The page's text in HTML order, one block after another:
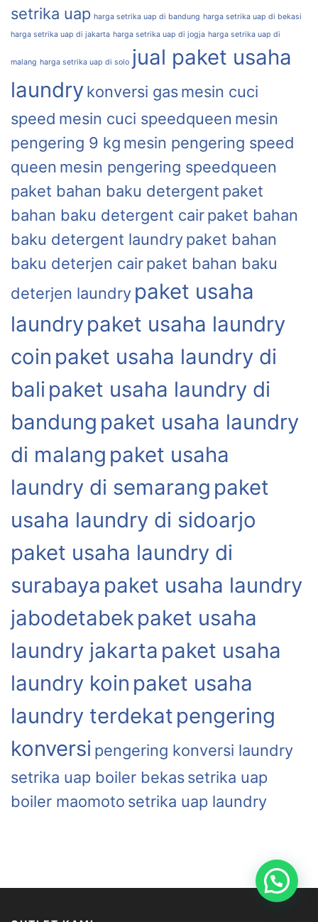
setrika uap harga setrika uap di bandung harga setrika uap di bekasi
harga setrika uap di jakarta harga setrika uap di jogja harga setrika uap di
malang harga setrika uap di solo jual paket usaha
laundrykonversi gasmesin cuci
speed mesin cuci speedqueen mesin
pengering 9 kg mesin pengering speed
queen mesin pengering speedqueen
paket bahan baku detergent paket
bahan baku detergent cairpaket bahan
baku detergent laundrypaket bahan
baku deterjen cairpaket bahan baku
deterjen laundry paket usaha
laundrypaket usaha laundry
coin paket usaha laundry di
bali paket usaha laundry di
bandung paket usaha laundry
di malang paket usaha
laundry di semarang paket
usaha laundry di sidoarjo
paket usaha laundry di
surabaya paket usaha laundry
jabodetabekpaket usaha
laundry jakarta paket usaha
laundry koin paket usaha
laundry terdekat pengering
konversi pengering konversi laundry
setrika uap boiler bekassetrika uap
boiler maomoto setrika uap laundry